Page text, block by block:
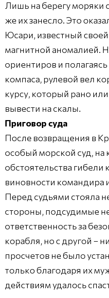
Лишь на берегу моряки
же их занесло. Это
Юсари, известный
магнитной аномалией.
ориентиров и
компаса, рулевой вел
курсу, который рано
вывести на скалы.
Приговор суда
После возвращения в
особый морской суд, на
обстоятельства гибели
виновности командира
Перед судьями стояла
стороны, подсудимые
ответственность за
корабля, но с другой –
просчетов не было
только благодаря их
действиям удалось